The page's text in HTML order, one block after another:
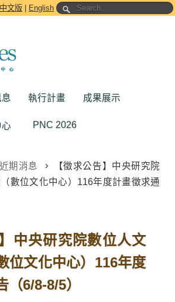
中文版 English
執行計畫 成果展示
PNC 2026
近期消息
【徵求公告】中央研究院
數位文化中心）116年度計畫徵求通
中央研究院數位人文
位文化中心）116年度
（6/8-8/5）